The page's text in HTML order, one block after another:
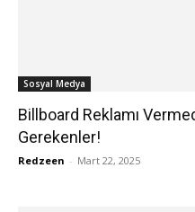
Sosyal Medya
Billboard Reklamı
Gerekenler!
Redzeen - Mart 22, 2025